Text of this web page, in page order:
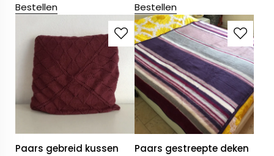
Bestellen
Bestellen
Paars gebreid kussen
Paars gestreepte deken